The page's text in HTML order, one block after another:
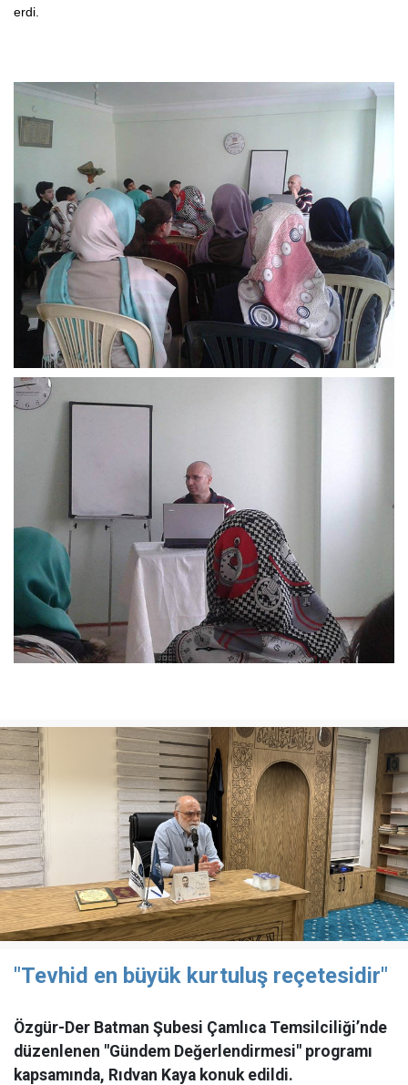
erdi.
"Tevhid en büyük kurtuluş reçetesidir"
Özgür-Der Batman Şubesi Çamlıca Temsilciliği’nde
düzenlenen "Gündem Değerlendirmesi" programı
kapsamında, Rıdvan Kaya konuk edildi.